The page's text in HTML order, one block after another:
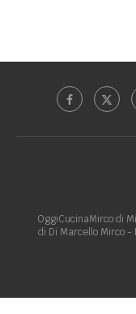
OggiCucinaMirco di
di Di Marcello Mirco